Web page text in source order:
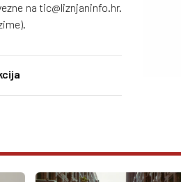
na tic@liznjaninfo.hr.